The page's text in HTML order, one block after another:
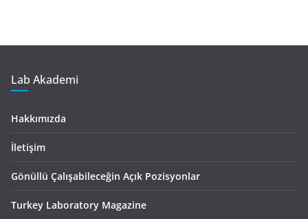
Lab Akademi
Hakkımızda
İletişim
Gönüllü Çalışabileceğin Açık Pozisyonlar
Turkey Laboratory Magazine